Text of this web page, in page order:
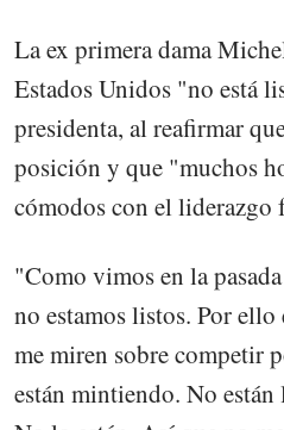
La ex primera dama
Estados Unidos "no está
presidenta, al reafirmar
posición y que "muchos
cómodos con el liderazgo
"Como vimos en la
no estamos listos. Por
me miren sobre competir
están mintiendo. No